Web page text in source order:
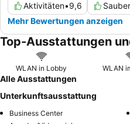
Aktivitäten•9,6
Mehr Bewertungen anzeigen
Top-Ausstattungen
WLAN in Lobby WLAN
Alle Ausstattungen
Unterkunftsausstattung
Business Center